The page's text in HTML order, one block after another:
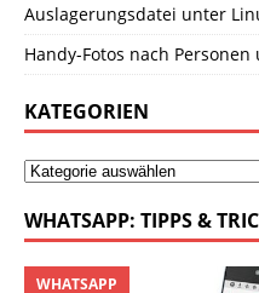
Auslagerungsdatei unter
Handy-Fotos nach
KATEGORIEN
WHATSAPP: TIPPS &
WHATSAPP